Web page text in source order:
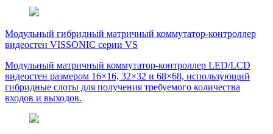
Модульный гибридный матричный коммутатор-контроллер
видеостен VISSONIC серии VS
Модульный матричный коммутатор-контроллер LED/LCD
видеостен размером 16×16, 32×32 и 68×68, использующий
гибридные слоты для получения требуемого количества
входов и выходов.